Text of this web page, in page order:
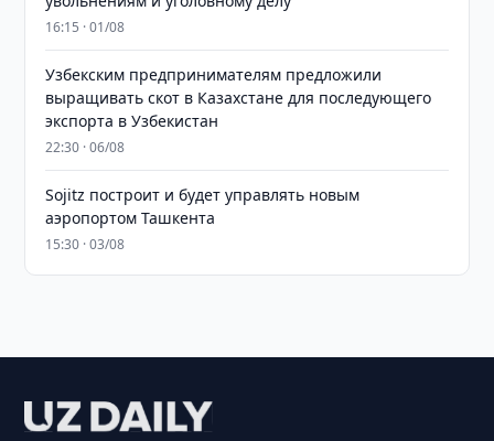
16:15 · 01/08
Узбекским предпринимателям предложили
выращивать скот в Казахстане для последующего
экспорта в Узбекистан
22:30 · 06/08
Sojitz построит и будет управлять новым
аэропортом Ташкента
15:30 · 03/08